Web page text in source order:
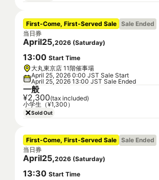
First-Come, First-Served Sale Sale Ended
当日券
April25,2026 (Saturday)
13:00 Start Time
大丸東京店 11階催事場
April 25, 2026 0:00 JST Sale Start
April 25, 2026 13:00 JST Sale Ended
一般
¥2,300(tax included)
小学生（¥1,300）
Sold Out
First-Come, First-Served Sale Sale Ended
当日券
April25,2026 (Saturday)
13:30 Start Time